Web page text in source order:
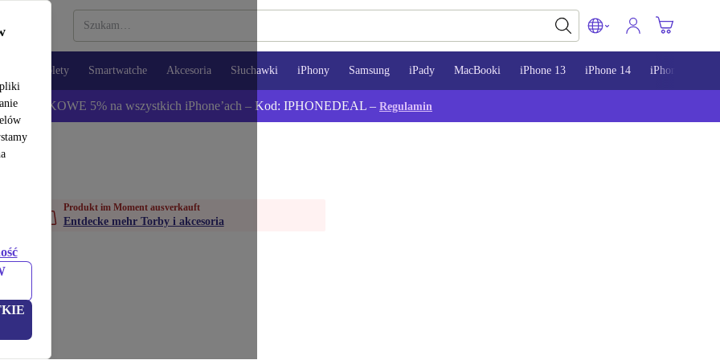
Tablety Smartwatche Akcesoria Słuchawki iPhony Samsung iPady MacBooki iPhone 13 iPhone 14 iPhone 15
DODATKOWE 5% na wszystkich iPhone’ach – Kod: IPHONEDEAL – Regulamin
Produkt im Moment ausverkauft
Entdecke mehr Torby i akcesoria